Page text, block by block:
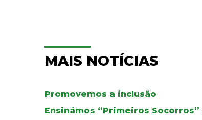
MAIS NOTÍCIAS
Promovemos a inclusão
Ensinámos “Primeiros